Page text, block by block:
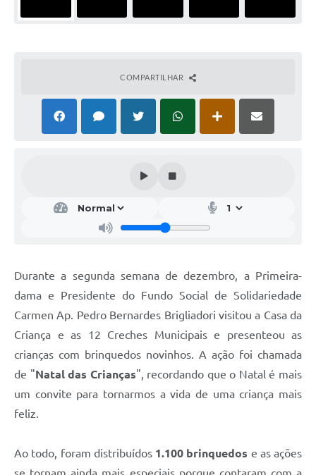
COMPARTILHAR
Durante a segunda semana de dezembro, a Primeira-
dama e Presidente do Fundo Social de Solidariedade
Carmen Ap. Pedro Bernardes Brigliadori visitou a Casa da
Criança e as 12 Creches Municipais e presenteou as
crianças com brinquedos novinhos. A ação foi chamada
de "Natal das Crianças", recordando que o Natal é mais
um convite para tornarmos a vida de uma criança mais
feliz.
Ao todo, foram distribuídos 1.100 brinquedos e as ações